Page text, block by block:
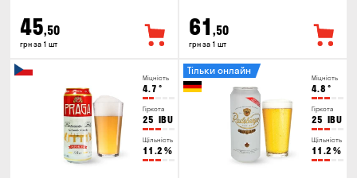
45,50
грн за 1 шт
61 ,50
грн за 1 шт
Міцність
4.7 °
Гіркота
25 IBU
Щільність
11.2 %
Міцність
4.8 °
Гіркота
25 IBU
Щільність
11.2 %
Тільки онлайн